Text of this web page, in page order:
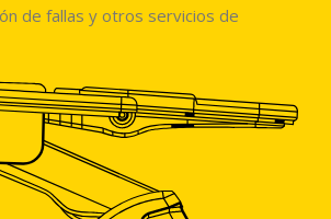
de fallas y otros servicios de